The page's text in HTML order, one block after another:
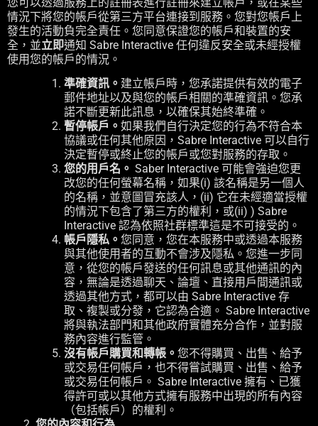
情況下將您的帳戶從第三方平台連接到服務。您對您帳戶上
發生的活動負完全責任。您同意保證您的帳戶和裝置的安
全，並立即通知 Sabre Interactive 任何違反安全或未經授權
使用您的帳戶的情況。
準確資訊。 建立帳戶時，您承諾提供有效的電子
郵件地址以及與您的帳戶相關的準確資訊。您承
諾不斷更新此訊息，以確保其始終準確。
暫停帳戶。 如果我們自行決定您的行為不符合本
協議或任何其他原因，Sabre Interactive 可以自行
決定暫停或終止您的帳戶或您對服務的存取。
您的用戶名。 Saber Interactive 可能會強迫您更
改您的任何螢幕名稱，如果(i) 該名稱是另一個人
的名稱，並意圖冒充該人，(ii) 它在未經適當授權
的情況下包含了第三方的權利，或(ii) ) Sabre
Interactive 認為依照社群標準這是不可接受的。
帳戶隱私。 您同意，您在本服務中或透過本服務
與其他使用者的互動不會涉及隱私。您進一步同
意，從您的帳戶發送的任何訊息或其他通訊的內
容，無論是透過聊天、論壇、直接用戶間通訊或
透過其他方式，都可以由 Sabre Interactive 存
取、複製或分發，它認為合適。 Sabre Interactive
將與執法部門和其他政府實體充分合作，並對服
務內容進行監管。
沒有帳戶購買和轉帳。 您不得購買、出售、給予
或交易任何帳戶，也不得嘗試購買、出售、給予
或交易任何帳戶。 Sabre Interactive 擁有、已獲
得許可或以其他方式擁有服務中出現的所有內容
（包括帳戶）的權利。